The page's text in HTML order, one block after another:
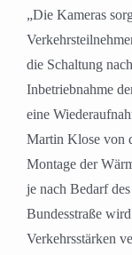
„Die Kameras
die Schaltung
Inbetriebnahme
eine
Martin Klose von
Montage der
je nach Bedarf
Bundesstraße
Verkehrsstärken